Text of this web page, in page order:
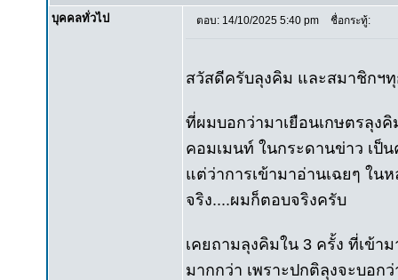
บุคคลทั่วไป ตอบ: 14/10/2025 5:40 pm ชื่อกระทู้:
สวัสดีครับลุงคิม และสมาชิกฯ
ที่ผมบอกว่ามาเยือนเกษตรลุง
คอมเมนท์ ในกระดานข่าว เป็
แต่ว่าการเข้ามาอ่านเฉยๆ ใน
จริง....ผมก็ตอบจริงครับ
เคยถามลุงคิมใน 3 ครั้ง ที่เข้า
มากกว่า เพราะปกติลุงจะบอกว่